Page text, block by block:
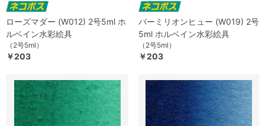
ローズマダー (W012) 2号5ml ホ
ルベイン水彩絵具
（2号5ml）
￥203
バーミリオンヒュー (W019) 2号
5ml ホルベイン水彩絵具
（2号5ml）
￥203